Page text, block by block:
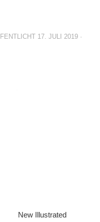
17. JULI 2019 ·
New Illustrated